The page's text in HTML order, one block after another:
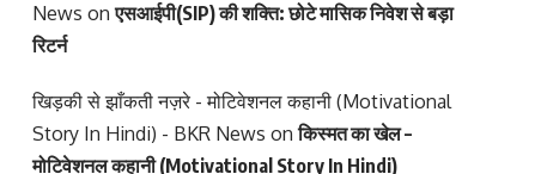
News onएसआईपी(SIP) की शक्ति: छोटे मासिक निवेश से बड़ा
रिटर्न
खिड़की से झाँकती नज़रे - मोटिवेशनल कहानी (Motivational
Story In Hindi) - BKR News onकिस्मत का खेल –
मोटिवेशनल कहानी (Motivational Story In Hindi)